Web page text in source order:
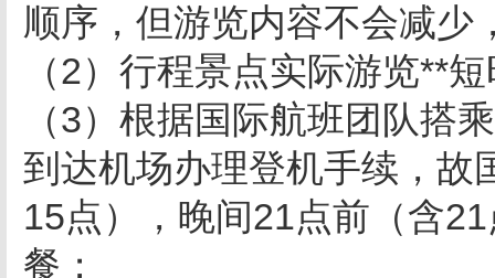
顺序，但游览内容不会减少
（2）行程景点实际游览**
（3）根据国际航班团队搭
到达机场办理登机手续，故
15点），晚间21点前（含
餐；